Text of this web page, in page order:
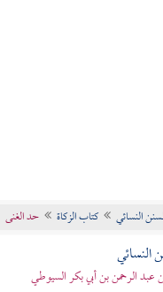
النسائي كتاب الزكاة حد الغنى
الرحمن بن أبي بكر السيوطي